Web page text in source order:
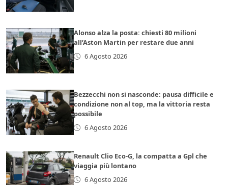
Alonso alza la posta: chiesti 80 milioni
all’Aston Martin per restare due anni
6 Agosto 2026
Bezzecchi non si nasconde: pausa difficile e
condizione non al top, ma la vittoria resta
possibile
6 Agosto 2026
Renault Clio Eco-G, la compatta a Gpl che
viaggia più lontano
6 Agosto 2026